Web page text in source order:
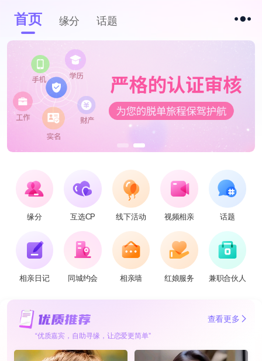
首页 缘分 话题
缘分 互选CP 线下活动 视频相亲 话题
相亲日记 同城约会 相亲墙 红娘服务 兼职合伙人
查看更多
“优质嘉宾，自助寻缘，让恋爱更简单”